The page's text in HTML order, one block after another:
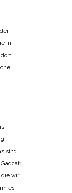
in
sind
die wir
es